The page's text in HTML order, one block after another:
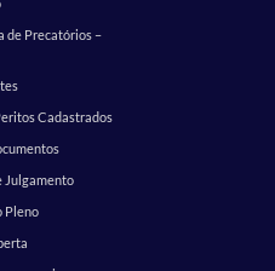
de Precatórios –
Cadastrados
Julgamento
Pleno